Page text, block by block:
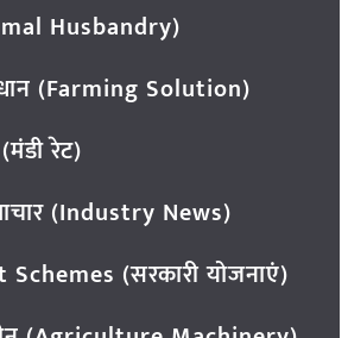
Husbandry)
(Farming Solution)
रेट)
(Industry News)
(सरकारी योजनाएं)